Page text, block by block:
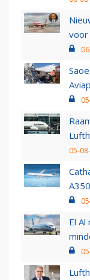
voor
05-
El